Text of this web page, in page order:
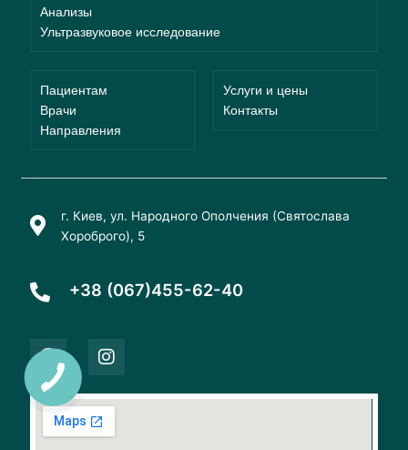
Анализы
Ультразвуковое исследование
Пациентам
Врачи
Направления
Услуги и цены
Контакты
г. Киев, ул. Народного Ополчения (Святослава
Хороброго), 5
+38 (067)455-62-40
F
a
c
e
b
o
I
n
t
g